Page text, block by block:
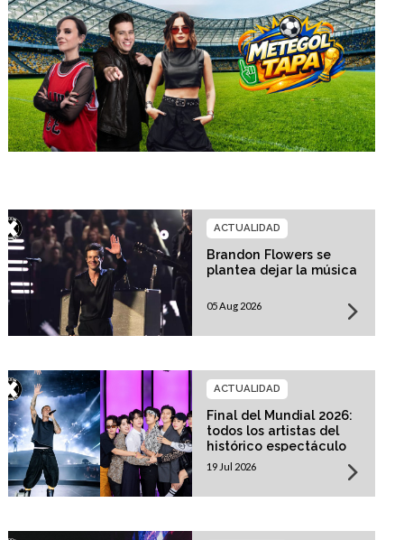
Brandon Flowers se
plantea dejar la música
ACTUALIDAD
05 Aug 2026
Final del Mundial 2026:
todos los artistas del
histórico espectáculo
ACTUALIDAD
19 Jul 2026